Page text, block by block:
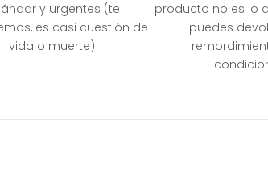
y urgentes (te
es casi cuestión de
vida o muerte)
producto no es lo
puedes